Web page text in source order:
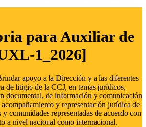
para Auxiliar de
1_2026]
apoyo a la Dirección y a las diferentes
de litigio de la CCJ, en temas jurídicos,
documental, de información y comunicación
y representación jurídica de
comunidades representadas de acuerdo con
a nivel nacional como internacional.